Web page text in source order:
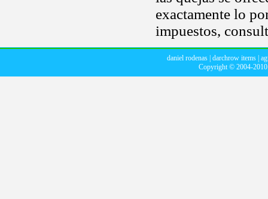
exactamente lo
impuestos,
daniel rodenas darchrow items
Copyright © 2004-